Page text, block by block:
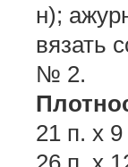
н);
вязать
№ 2.
21 п. х